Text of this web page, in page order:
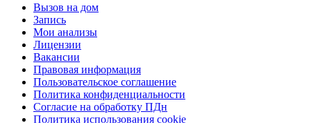
Вызов на дом
Запись
Мои анализы
Лицензии
Вакансии
Правовая информация
Пользовательское соглашение
Политика конфиденциальности
Согласие на обработку ПДн
Политика использования cookie